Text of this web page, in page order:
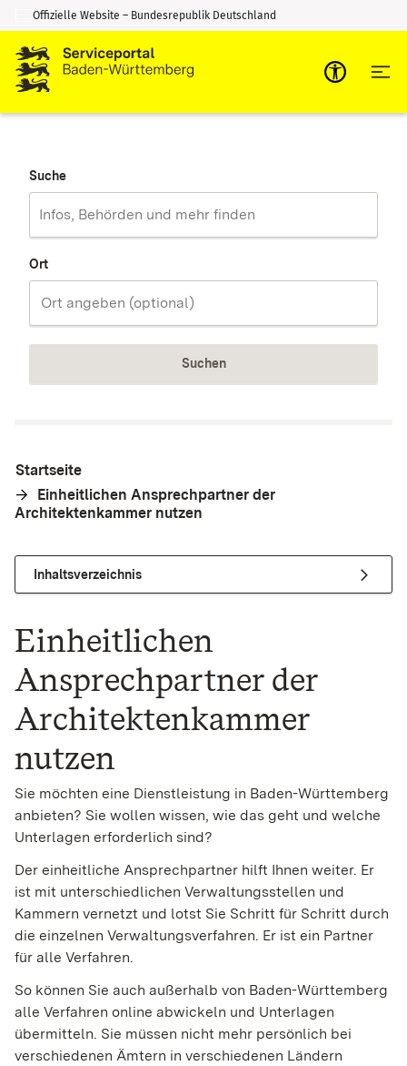
Zum Inhalt springen
Zur Suche springen
Offizielle Website – Bundesrepublik Deutschland
Suche
Ort
Suchen
Startseite
Einheitlichen Ansprechpartner der
Architektenkammer nutzen
Inhaltsverzeichnis
Einheitlichen
Ansprechpartner der
Architektenkammer
nutzen
Sie möchten eine Dienstleistung in Baden-Württemberg
anbieten? Sie wollen wissen, wie das geht und welche
Unterlagen erforderlich sind?
Der einheitliche Ansprechpartner hilft Ihnen weiter. Er
ist mit unterschiedlichen Verwaltungsstellen und
Kammern vernetzt und lotst Sie Schritt für Schritt durch
die einzelnen Verwaltungsverfahren. Er ist ein Partner
für alle Verfahren.
So können Sie auch außerhalb von Baden-Württemberg
alle Verfahren online abwickeln und Unterlagen
übermitteln. Sie müssen nicht mehr persönlich bei
verschiedenen Ämtern in verschiedenen Ländern